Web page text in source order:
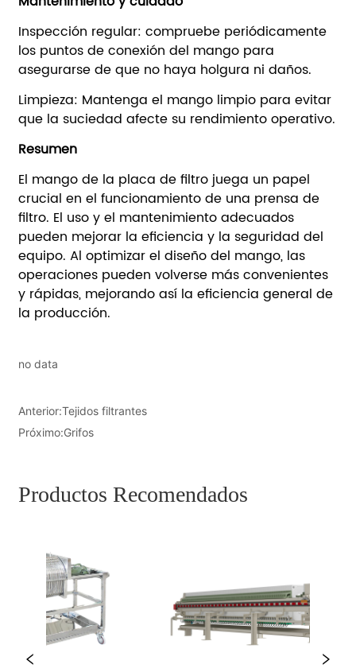
no data
Anterior:Tejidos filtrantes
Próximo:Grifos
Productos Recomendados